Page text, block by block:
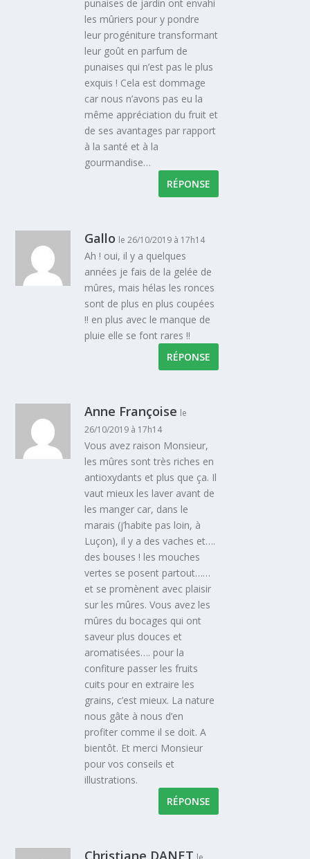
punaises de jardin ont envahi
les mûriers pour y pondre
leur progéniture transformant
leur goût en parfum de
punaises qui n’est pas le plus
exquis ! Cela est dommage
car nous n’avons pas eu la
même appréciation du fruit et
de ses avantages par rapport
à la santé et à la
gourmandise…
RÉPONSE
Gallo le 26/10/2019 à 17h14
Ah ! oui, il y a quelques
années je fais de la gelée de
mûres, mais hélas les ronces
sont de plus en plus coupées
!! en plus avec le manque de
pluie elle se font rares !!
RÉPONSE
Anne Françoise le
26/10/2019 à 17h14
Vous avez raison Monsieur,
les mûres sont très riches en
antioxydants et plus que ça. Il
vaut mieux les laver avant de
les manger car, dans le
marais (j’habite pas loin, à
Luçon), il y a des vaches et….
des bouses ! les mouches
vertes se posent partout……
et se promènent avec plaisir
sur les mûres. Vous avez les
mûres du bocages qui ont
saveur plus douces et
aromatisées…. pour la
confiture passer les fruits
cuits pour en extraire les
grains, c’est mieux. La nature
nous gâte à nous d’en
profiter comme il se doit. A
bientôt. Et merci Monsieur
pour vos conseils et
illustrations.
RÉPONSE
Christiane DANET